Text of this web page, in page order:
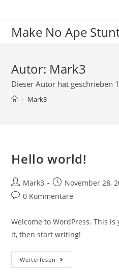
springen
Make No Ape
Autor: Mark3
Dieser Autor hat geschrieben
> Mark3
Hello world!
Beitrags-
Autor:
Mark3
Beitrag
veröffentlicht:
November 28,
Beitrags-
0 Kommentare
Welcome to WordPress. This
it, then start writing!
Weiterlesen Hello
World!